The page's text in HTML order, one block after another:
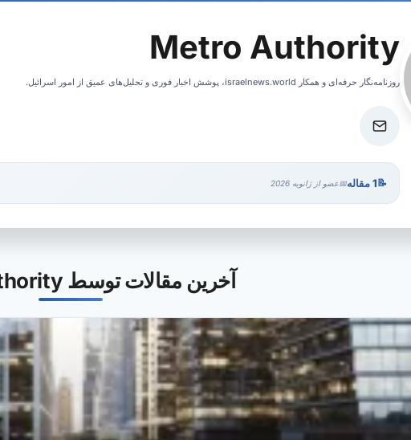
Metro Authority
روزنامه‌نگار حرفه‌ای و همکار israelnews.world، پوشش اخبار فوری و تحلیل‌های عمیق از امور اسرائیل.
1 مقاله عضو از ژانویه 2026
آخرین مقالات توسط Metro Authority